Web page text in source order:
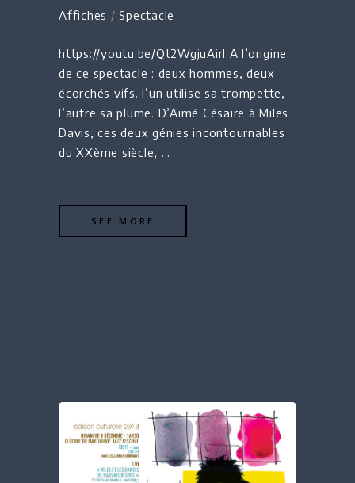
Affiches /Spectacle
https://youtu.be/Qt2WgjuAirI A l’origine
de ce spectacle : deux hommes, deux
écorchés vifs. l’un utilise sa trompette,
l’autre sa plume. D’Aimé Césaire à Miles
Davis, ces deux génies incontournables
du XXème siècle,
SEE MORE